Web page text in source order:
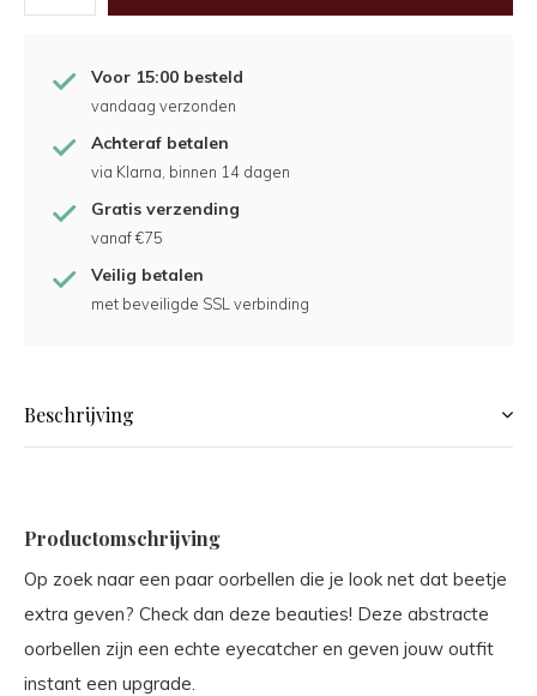
Voor 15:00 besteld
vandaag verzonden
Achteraf betalen
via Klarna, binnen 14 dagen
Gratis verzending
vanaf €75
Veilig betalen
met beveiligde SSL verbinding
Beschrijving
Productomschrijving
Op zoek naar een paar oorbellen die je look net dat beetje
extra geven? Check dan deze beauties! Deze abstracte
oorbellen zijn een echte eyecatcher en geven jouw outfit
instant een upgrade.